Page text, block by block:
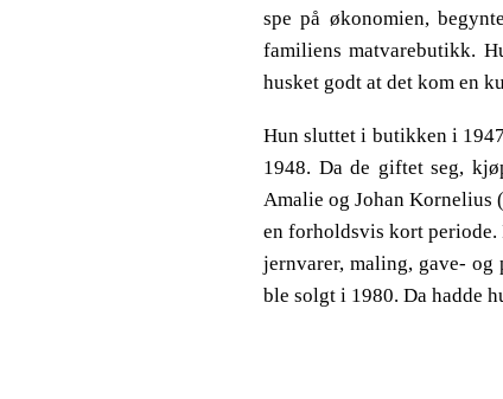
spe på økonomien,
familiens matvarebutikk.
husket godt at det kom en
Hun sluttet i butikken i
1948. Da de giftet seg,
Amalie og Johan Kornelius
en forholdsvis kort
jernvarer, maling, gave-
ble solgt i 1980. Da hadde